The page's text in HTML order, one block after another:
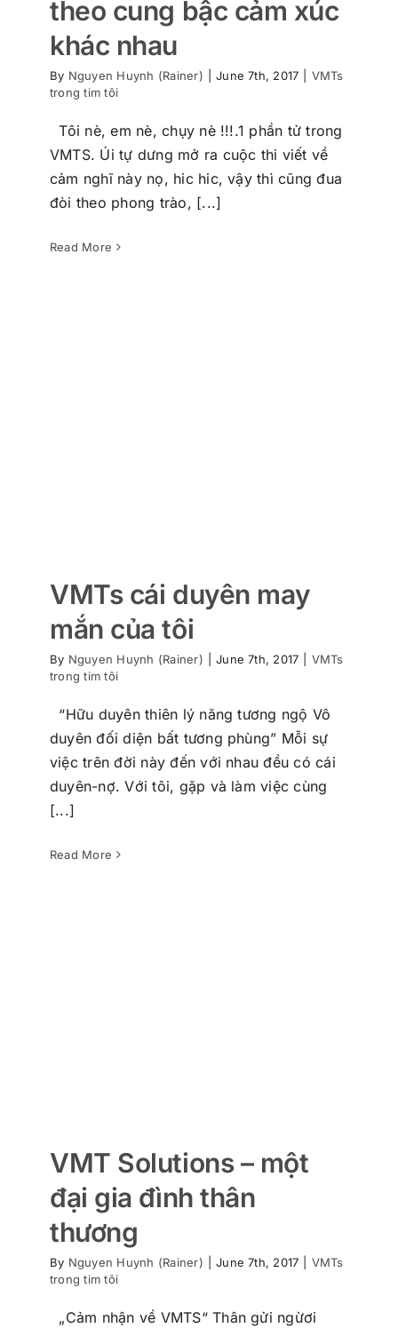
theo cung bậc cảm xúc
khác nhau
By Nguyen Huynh (Rainer) June 7th, 2017
VMTs
trong tim tôi
Tôi nè, em nè, chụy nè !!!.1 phần tử trong
VMTS. Úi tự dưng mở ra cuộc thi viết về
cảm nghĩ này nọ, hic hic, vậy thì cũng đua
đòi theo phong trào, [...]
Read More
VMTs cái duyên may mắn của tôi
VMTs cái duyên may
mắn của tôi
By Nguyen Huynh (Rainer) June 7th, 2017
VMTs
trong tim tôi
“Hữu duyên thiên lý năng tương ngộ Vô
duyên đối diện bất tương phùng” Mỗi sự
việc trên đời này đến với nhau đều có cái
duyên-nợ. Với tôi, gặp và làm việc cùng
[...]
Read More
VMT Solutions – một đại gia đình
VMT Solutions – một
đại gia đình thân
thương
By Nguyen Huynh (Rainer) June 7th, 2017
VMTs
trong tim tôi
„Cảm nhận về VMTS“ Thân gửi ngừơi